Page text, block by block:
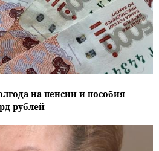
на пенсии и пособия
рублей